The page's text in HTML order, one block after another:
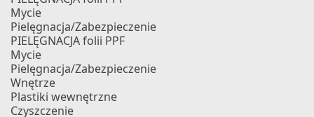
Mycie
Pielęgnacja/Zabezpieczenie
PIELĘGNACJA folii PPF
Mycie
Pielęgnacja/Zabezpieczenie
Wnętrze
Plastiki wewnętrzne
Czyszczenie